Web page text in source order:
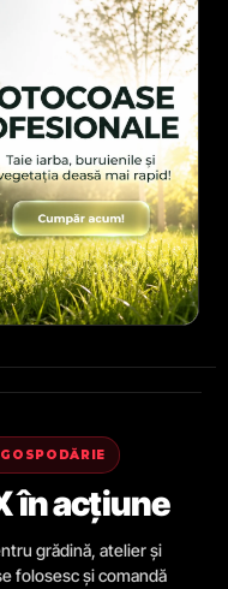
în acțiune
grădină, atelier și
folosesc și comandă